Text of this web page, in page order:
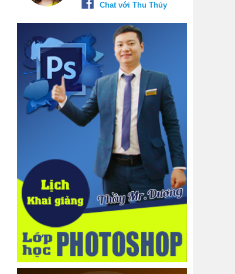
Chat với Thu Thủy